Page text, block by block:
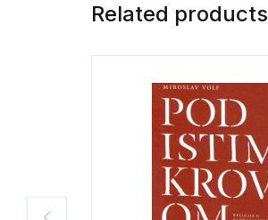
Related products